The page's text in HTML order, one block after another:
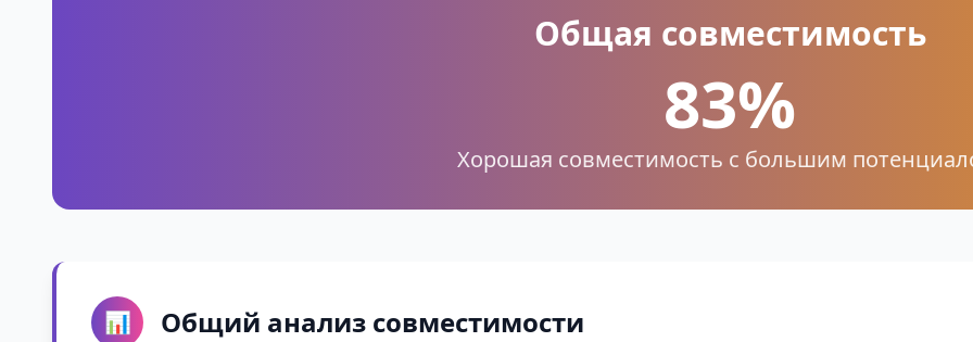
Общая совместимость
83%
Хорошая совместимость с большим
📊 Общий анализ совместимости